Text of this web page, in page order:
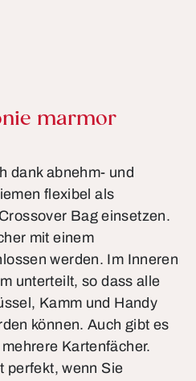
marmor
dank abnehm- und
flexibel als
Bag einsetzen.
mit einem
werden. Im Inneren
unterteilt, so dass alle
Kamm und Handy
können. Auch gibt es
Kartenfächer.
perfekt, wenn Sie